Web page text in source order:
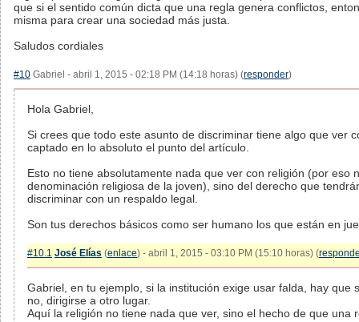
que si el sentido común dicta que una regla genera conflictos,
misma para crear una sociedad más justa.
Saludos cordiales
#10 Gabriel - abril 1, 2015 - 02:18 PM (14:18 horas) (responder)
Hola Gabriel,
Si crees que todo este asunto de discriminar tiene algo que ver
captado en lo absoluto el punto del artículo.
Esto no tiene absolutamente nada que ver con religión (por eso
denominación religiosa de la joven), sino del derecho que
discriminar con un respaldo legal.
Son tus derechos básicos como ser humano los que están en
#10.1 José Elías (enlace) - abril 1, 2015 - 03:10 PM (15:10 horas) (
Gabriel, en tu ejemplo, si la institución exige usar falda, hay que
no, dirigirse a otro lugar.
Aquí la religión no tiene nada que ver, sino el hecho de que una